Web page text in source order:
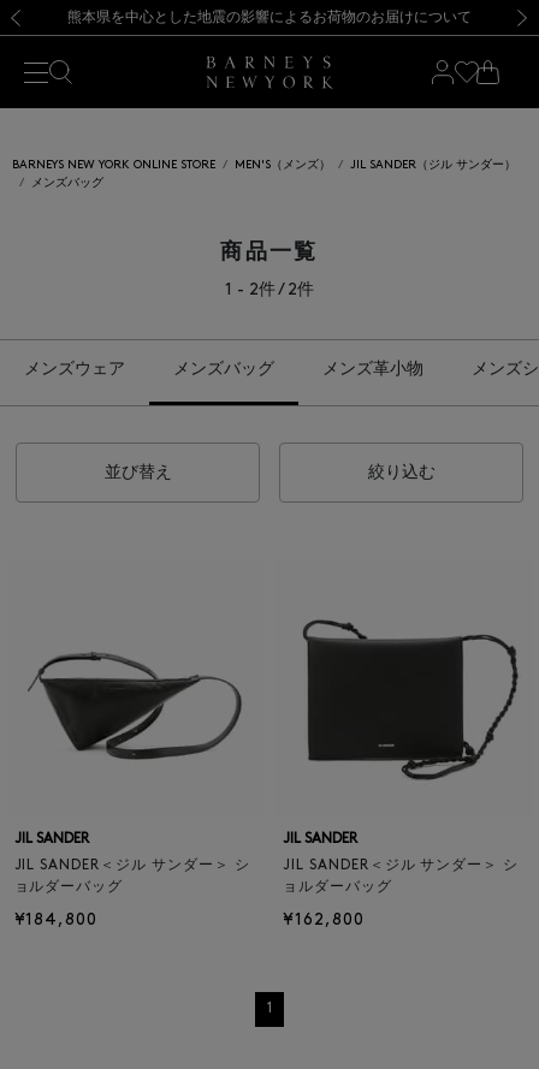
新規登録のお客様も対象！＜MY BARNEYS＞会員のお客様は11,000円（税込）以上のお買上げで常時送料無料！お買い物の際は会員登録を！
【夏季休業に伴う出荷一時停止のお知らせ】(2026.8.7) 【オンラインストア カスタマーセンター夏季休業に関するお知らせ】（2026.8.7）【夏季休業に伴う返品・交換承り一時停止のお知らせ】（2026.8.5）
熊本県を中心とした地震の影響によるお荷物のお届けについて
【開催中】SUMMER SALEのご案内・ご注意事項 新規登録のお客様も対象！＜MY BARNEYS＞会員のお客様は11,000円（税込）以上のお買上げで常時送料無料！お買い物の際は会員登録を！
【夏季休業に伴う出荷一時停止のお知らせ】(2026.8.7)
BARNEYS NEW YORK ONLINE STORE MEN'S（メンズ）
JIL SANDER（ジル サンダー）
メンズバッグ
商品一覧
1 - 2件 / 2件
メンズウェア メンズバッグ メンズ革小物 メンズ
並び替え 絞り込む
JIL SANDER
JIL SANDER＜ジル サンダー＞ シ
ョルダーバッグ
¥184,800
JIL SANDER
JIL SANDER＜ジル サンダー＞ シ
ョルダーバッグ
¥162,800
1